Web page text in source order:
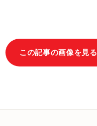
この記事の画像を見る